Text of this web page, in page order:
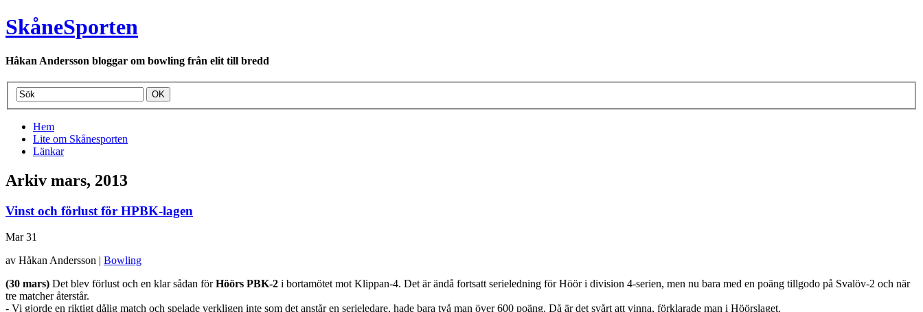
SkåneSporten
Håkan Andersson bloggar om bowling från elit till bredd
Hem
Lite om Skånesporten
Länkar
Arkiv mars, 2013
Vinst och förlust för HPBK-lagen
Mar 31
av Håkan Andersson | Bowling
(30 mars) Det blev förlust och en klar sådan förHöörs PBK-2 i bortamötet mot Klippan-4. Det är ändå fortsatt serieledning för Höör i division 4-serien, men nu bara med en poäng tillgodo på Svalöv-2 och när
tre matcher återstår.
- Vi gjorde en riktigt dålig match och spelade verkligen inte som det anstår en serieledare, hade bara två man över 600 poäng. Då är det svårt att vinna, förklarade man i Höörslaget.